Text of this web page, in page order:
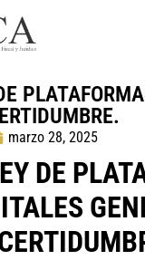
marzo 28, 2025
DE